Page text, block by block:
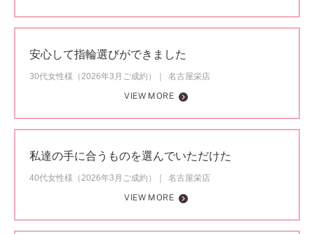
安心して指輪選びができました
30代女性様（2026年3月ご成約）
名古屋栄店
VIEW MORE
私達の手に合うものを選んでいただけた
40代女性様（2026年3月ご成約）
名古屋栄店
VIEW MORE